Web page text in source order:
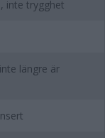
inte trygghet
längre är